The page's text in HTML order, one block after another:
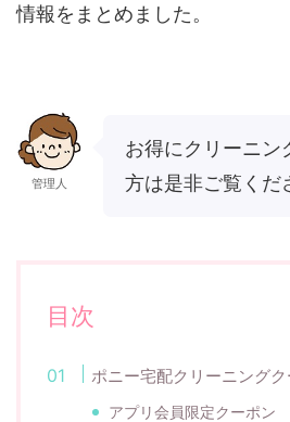
情報をまとめました。
管理人
お得にクリーニン
方は是非ご覧くだ
目次
ポニー宅配クリーニング
アプリ会員限定クーポン